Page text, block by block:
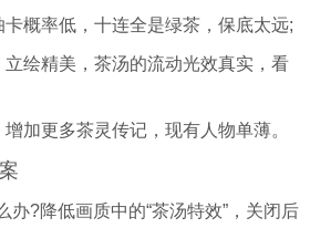
卡概率低，十连全是绿茶，保底太远;
立绘精美，茶汤的流动光效真实，看
加更多茶灵传记，现有人物单薄。
办?降低画质中的“茶汤特效”，关闭后